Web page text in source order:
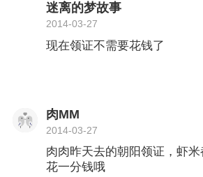
迷离的梦故事
2014-03-27
现在领证不需要花钱了
肉MM
2014-03-27
肉肉昨天去的朝阳领证，虾
花一分钱哦